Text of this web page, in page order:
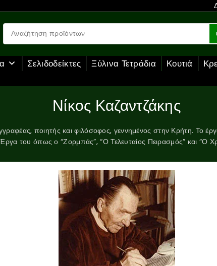
Σελιδοδείκτες Ξύλινα Τετράδια Κουτιά
Νίκος Καζαντζάκης
ποιητής και φιλόσοφος, γεννημένος στην Κρήτη. Το
του όπως ο “Ζορμπάς”, “Ο Τελευταίος Πειρασμός” και “Ο